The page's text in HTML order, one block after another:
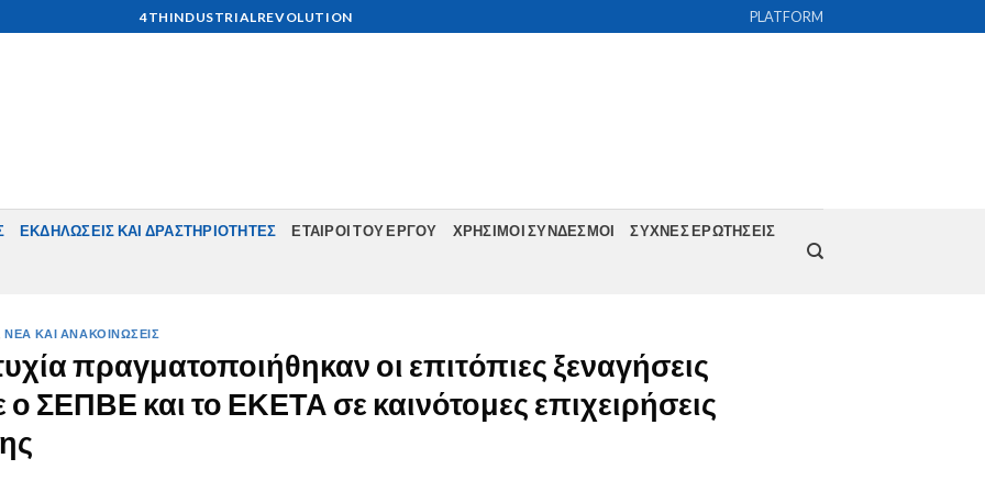
4THINDUSTRIALREVOLUTION PLATFORM
ΕΚΔΗΛΩΣΕΙΣ ΚΑΙ ΔΡΑΣΤΗΡΙΟΤΗΤΕΣ ΕΤΑΊΡΟΙ ΤΟΥ ΈΡΓΟΥ ΧΡΗΣΙΜΟΙ ΣΥΝΔΕΣΜΟΙ ΣΥΧΝΕΣ ΕΡΩΤΗΣΕΙΣ
,ΝΕΑ ΚΑΙ ΑΝΑΚΟΙΝΩΣΕΙΣ
πραγματοποιήθηκαν οι επιτόπιες ξεναγήσεις
ΣΕΠΒΕ και το ΕΚΕΤΑ σε καινότομες επιχειρήσεις